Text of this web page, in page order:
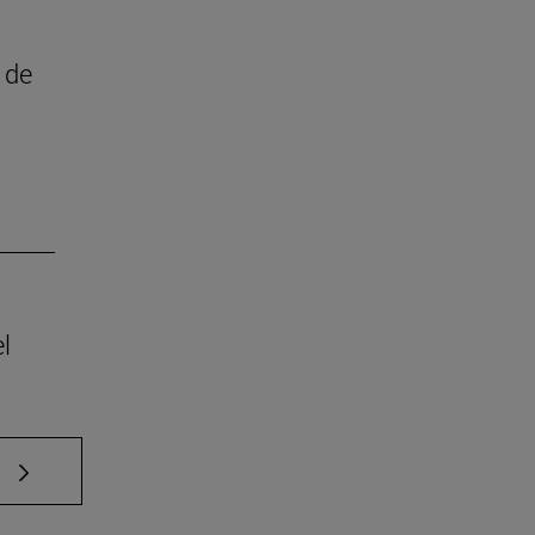
TAB para desplazarse.